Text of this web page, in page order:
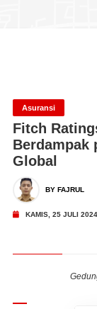
Asuransi
Fitch
Berdampak
Global
BY FAJRUL
KAMIS, 25 JULI 2024